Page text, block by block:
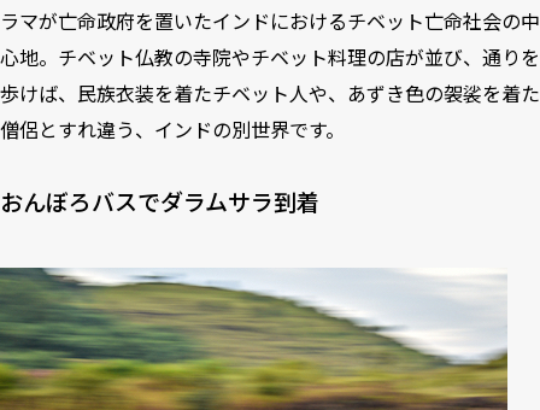
ラマが亡命政府を置いたインドにおけるチベット亡命社会の中
心地。チベット仏教の寺院やチベット料理の店が並び、通りを
歩けば、民族衣装を着たチベット人や、あずき色の袈裟を着た
僧侶とすれ違う、インドの別世界です。
おんぼろバスでダラムサラ到着